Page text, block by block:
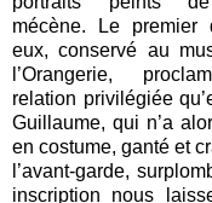
mécène. Le premier
eux, conservé au
l’Orangerie,
relation privilégiée
Guillaume, qui n’a
en costume, ganté et
l’avant-garde,
inscription nous